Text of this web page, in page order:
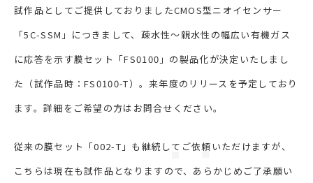
試作品としてご提供しておりましたCMOS型ニオイセンサー
「5C-SSM」につきまして、疎水性～親水性の幅広い有機ガス
に応答を示す膜セット「FS0100」の製品化が決定いたしまし
た（試作品時：FS0100-T）。来年度のリリースを予定しており
ます。詳細をご希望の方はお問合せください。
従来の膜セット「002-T」も継続してご依頼いただけますが、
こちらは現在も試作品となりますので、あらかじめご了承願い